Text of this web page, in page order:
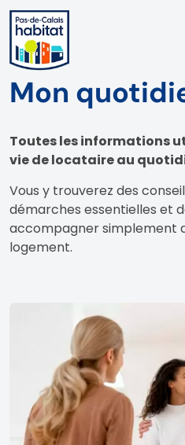
Mon
Toutes les informations
vie de locataire au
Vous y trouverez des
démarches essentielles et
accompagner simplement
logement.